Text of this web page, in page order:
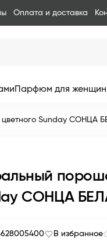
Оплата и доставка
Парфюм для женщин
Sunday СОНЦА
СОНЦА
В избранное